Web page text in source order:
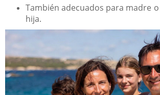
También adecuados para madre
hija.